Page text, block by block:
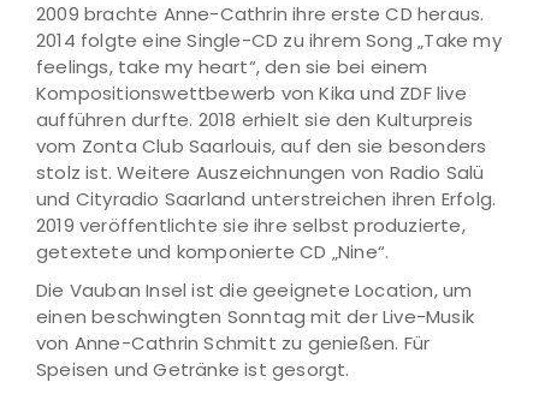
2009 brachte Anne-Cathrin ihre erste CD heraus.
2014 folgte eine Single-CD zu ihrem Song „Take my
feelings, take my heart“, den sie bei einem
Kompositionswettbewerb von Kika und ZDF live
aufführen durfte. 2018 erhielt sie den Kulturpreis
vom Zonta Club Saarlouis, auf den sie besonders
stolz ist. Weitere Auszeichnungen von Radio Salü
und Cityradio Saarland unterstreichen ihren Erfolg.
2019 veröffentlichte sie ihre selbst produzierte,
getextete und komponierte CD „Nine“.
Die Vauban Insel ist die geeignete Location, um
einen beschwingten Sonntag mit der Live-Musik
von Anne-Cathrin Schmitt zu genießen. Für
Speisen und Getränke ist gesorgt.